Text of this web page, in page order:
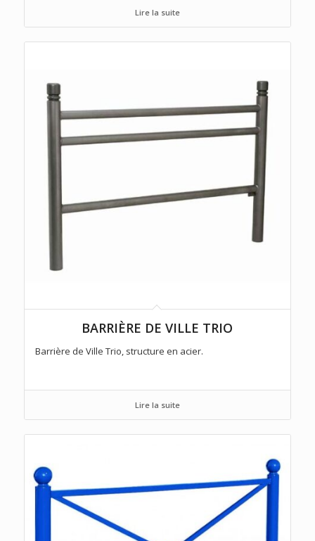
Lire la suite
BARRIÈRE DE VILLE TRIO
Barrière de Ville Trio, structure en acier.
Lire la suite